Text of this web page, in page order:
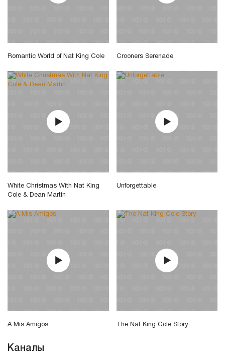
Romantic World of Nat King Cole Crooners Serenade
White Christmas With Nat King
Cole & Dean Martin
Unforgettable
A Mis Amigos The Nat King Cole Story
Каналы